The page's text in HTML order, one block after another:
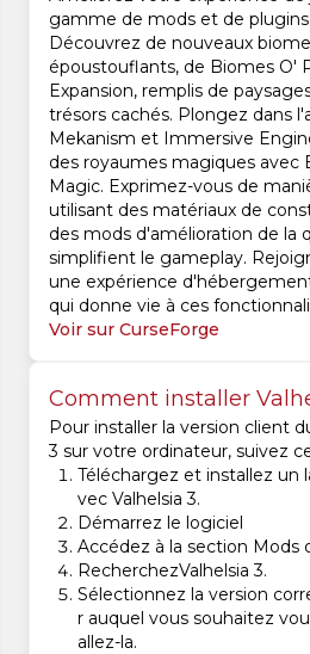
gamme de mods et de
Découvrez de nouveaux
époustouflants, de Biomes O'
Expansion, remplis de
trésors cachés. Plongez dans
Mekanism et Immersive
des royaumes magiques avec
Magic. Exprimez-vous de
utilisant des matériaux de
des mods d'amélioration de la
simplifient le gameplay.
une expérience
qui donne vie à ces
Voir sur CurseForge
Comment installer
Pour installer la version client
3 sur votre ordinateur, suivez
Téléchargez et installez un
vec Valhelsia 3.
Démarrez le logiciel
Accédez à la section Mods
RecherchezValhelsia 3.
Sélectionnez la version
r auquel vous souhaitez
allez-la.